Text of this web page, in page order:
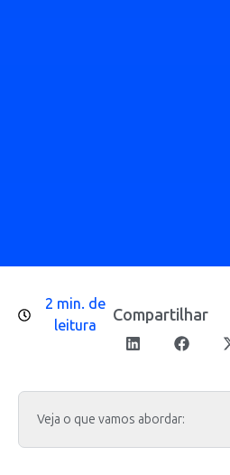
2 min. de
leitura
Compartilhar
Veja o que vamos abordar: